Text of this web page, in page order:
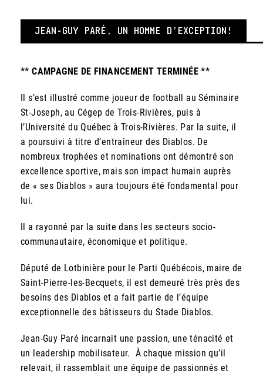
JEAN-GUY PARÉ, UN HOMME D’EXCEPTION!
** CAMPAGNE DE FINANCEMENT TERMINÉE **
Il s’est illustré comme joueur de football au Séminaire
St-Joseph, au Cégep de Trois-Rivières, puis à
l’Université du Québec à Trois-Rivières. Par la suite, il
a poursuivi à titre d’en­traîneur des Diablos. De
nombreux tro­phées et nominations ont démontré son
excellence sportive, mais son impact humain auprès
de « ses Diablos » aura toujours été fondamental pour
lui.
Il a rayonné par la suite dans les secteurs socio­
communautaire, économique et politique.
Député de Lotbinière pour le Parti Québécois, maire de
Saint-Pierre-les-Becquets, il est de­meuré très près des
besoins des Diablos et a fait partie de l’équipe
exceptionnelle des bâtisseurs du Stade Diablos.
Jean-Guy Paré incarnait une passion, une ténacité et
un leadership mobilisateur. À chaque mission qu’il
rele­vait, il rassemblait une équipe de passion­nés et